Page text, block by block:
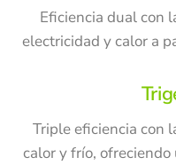
Eficiencia dual con
electricidad y calor a
Triple eficiencia con
calor y frío,